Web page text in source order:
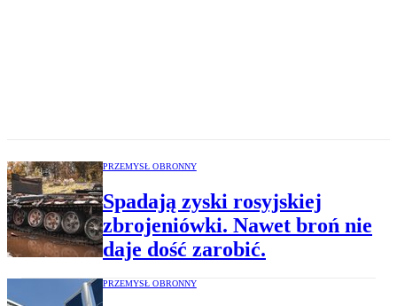
PRZEMYSŁ OBRONNY
Spadają zyski rosyjskiej
zbrojeniówki. Nawet broń nie
daje dość zarobić.
PRZEMYSŁ OBRONNY